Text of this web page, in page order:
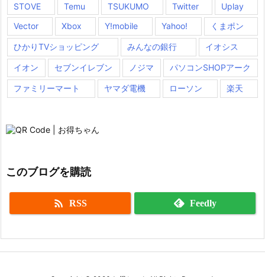
STOVE
Temu TSUKUMO Twitter
Uplay
Vector
Xbox Y!mobile Yahoo! くまポン
ひかりTVショッピング みんなの銀行 イオシス
イオン セブンイレブン ノジマ パソコンSHOPアーク
ファミリーマート ヤマダ電機 ローソン 楽天
このブログを購読
 RSS Feedly